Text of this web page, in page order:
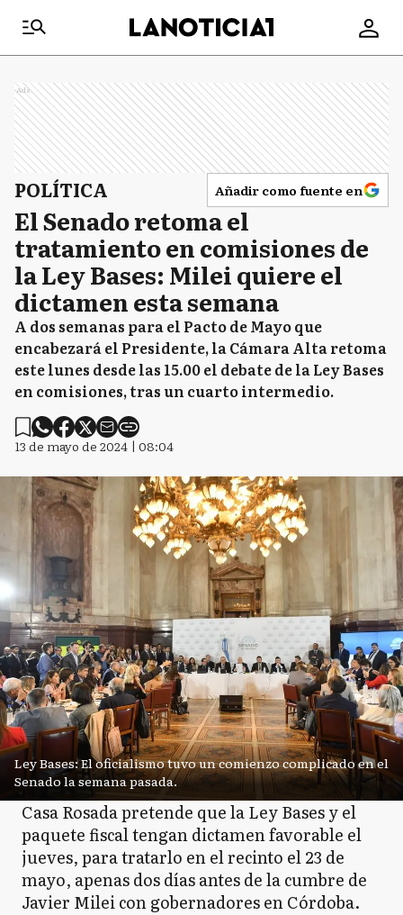
Ads
POLÍTICA Añadir como fuente en
El Senado retoma el
tratamiento en comisiones de
la Ley Bases: Milei quiere el
dictamen esta semana
A dos semanas para el Pacto de Mayo que
encabezará el Presidente, la Cámara Alta retoma
este lunes desde las 15.00 el debate de la Ley Bases
en comisiones, tras un cuarto intermedio.
13 de mayo de 2024 | 08:04
Ley Bases: El oficialismo tuvo un comienzo complicado en el
Senado la semana pasada.
Casa Rosada pretende que la Ley Bases y el
paquete fiscal tengan dictamen favorable el
jueves, para tratarlo en el recinto el 23 de
mayo, apenas dos días antes de la cumbre de
Javier Milei con gobernadores en Córdoba.